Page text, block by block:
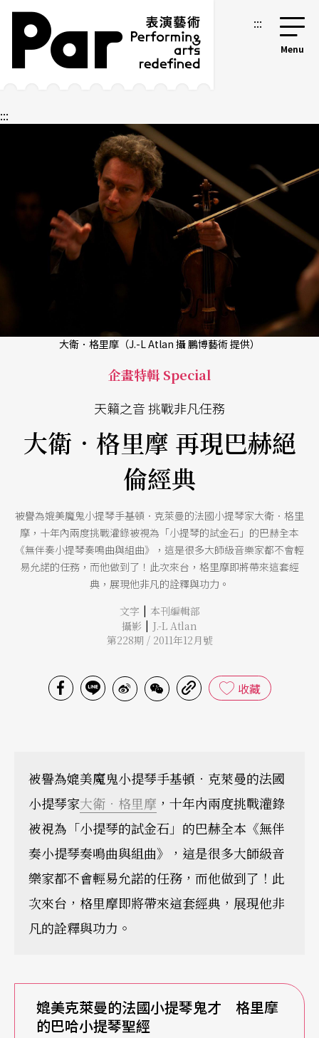
跳到主要內容區塊
網站導覽 :::
:::
大衛．格里摩（J.-L Atlan 攝 鵬博藝術 提供）
企畫特輯 Special
天籟之音 挑戰非凡任務
大衛．格里摩 再現巴赫絕
倫經典
被譽為媲美魔鬼小提琴手基頓．克萊曼的法國小提琴家大衛．格里
摩，十年內兩度挑戰灌錄被視為「小提琴的試金石」的巴赫全本
《無伴奏小提琴奏鳴曲與組曲》，這是很多大師級音樂家都不會輕
易允諾的任務，而他做到了！此次來台，格里摩即將帶來這套經
典，展現他非凡的詮釋與功力。
文字 | 本刊編輯部
攝影 | J.-L Atlan
第228期 / 2011年12月號
收藏
被譽為媲美魔鬼小提琴手基頓．克萊曼的法國
小提琴家大衛．格里摩 ，十年內兩度挑戰灌錄
被視為「小提琴的試金石」的巴赫全本《無伴
奏小提琴奏鳴曲與組曲》，這是很多大師級音
樂家都不會輕易允諾的任務，而他做到了！此
次來台，格里摩即將帶來這套經典，展現他非
凡的詮釋與功力。
媲美克萊曼的法國小提琴鬼才 格里摩
的巴哈小提琴聖經